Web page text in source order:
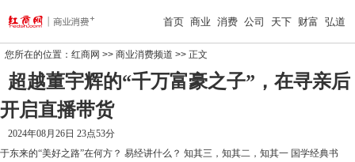
首页 商业 消费 公司 天下 财富 弘道
您所在的位置： 红商网 >> 商业消费频道 >> 正文
超越董宇辉的“千万富豪之子”，在寻亲后
开启直播带货
2024年08月26日 23点53分
于东来的“美好之路”在何方？ 易经讲什么？ 知其三，知其二，知其一 国学经典书